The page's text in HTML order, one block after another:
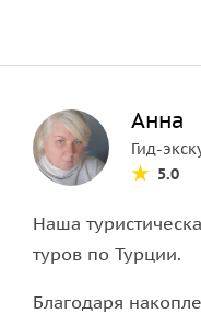
Анна
Гид-
5.0
Наша
туров по Турции.
Благодаря